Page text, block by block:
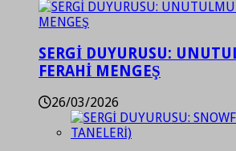
SERGİ DUYURUSU:
FERAHİ MENGEŞ
26/03/2026